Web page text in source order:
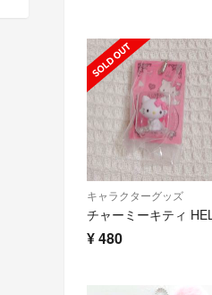
キャラクターグッズ
¥480